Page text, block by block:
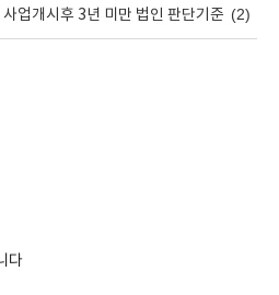
업개시후 3년 미만 법인 판단기준 (2)
다